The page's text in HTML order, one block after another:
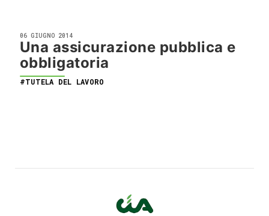
06 GIUGNO 2014
Una assicurazione pubblica e
obbligatoria
#TUTELA DEL LAVORO